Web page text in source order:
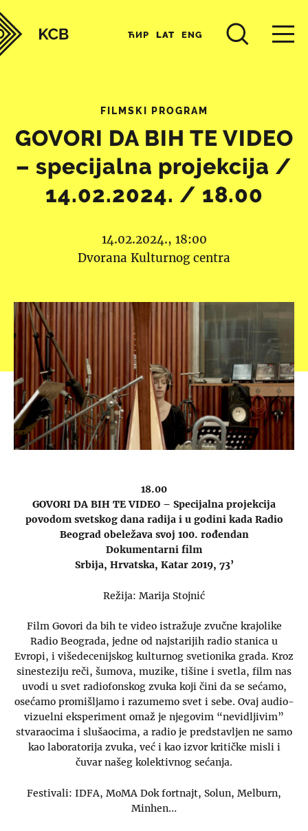
ЋИР LAT ENG
FILMSKI PROGRAM
GOVORI DA BIH TE VIDEO
– specijalna projekcija /
14.02.2024. / 18.00
14.02.2024., 18:00
Dvorana Kulturnog centra
18.00
GOVORI DA BIH TE VIDEO – Specijalna projekcija
povodom svetskog dana radija i u godini kada Radio
Beograd obeležava svoj 100. rođendan
Dokumentarni film
Srbija, Hrvatska, Katar 2019, 73’
Režija: Marija Stojnić
Film Govori da bih te video istražuje zvučne krajolike
Radio Beograda, jedne od najstarijih radio stanica u
Evropi, i višedecenijskog kulturnog svetionika grada. Kroz
sinesteziju reči, šumova, muzike, tišine i svetla, film nas
uvodi u svet radiofonskog zvuka koji čini da se sećamo,
osećamo promišljamo i razumemo svet i sebe. Ovaj audio-
vizuelni eksperiment omaž je njegovim “nevidljivim”
stvaraocima i slušaocima, a radio je predstavljen ne samo
kao laboratorija zvuka, već i kao izvor kritičke misli i
čuvar našeg kolektivnog sećanja.
Festivali: IDFA, MoMA Dok fortnajt, Solun, Melburn,
Minhen…